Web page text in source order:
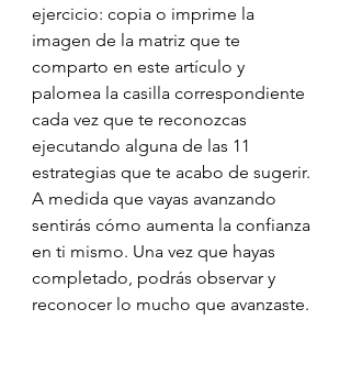
ejercicio: copia o imprime la
imagen de la matriz que te
comparto en este artículo y
palomea la casilla correspondiente
cada vez que te reconozcas
ejecutando alguna de las 11
estrategias que te acabo de sugerir.
A medida que vayas avanzando
sentirás cómo aumenta la confianza
en ti mismo. Una vez que hayas
completado, podrás observar y
reconocer lo mucho que avanzaste.